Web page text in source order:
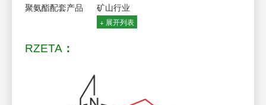
聚氨酯配套产品
矿山行业
+ 展开列表
RZETA ：